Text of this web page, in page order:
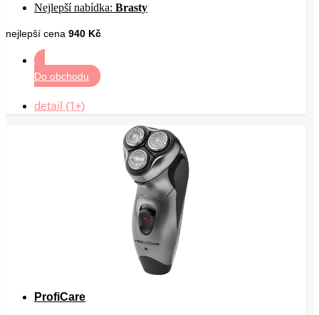
Nejlepší nabídka: Brasty
nejlepší cena 940 Kč
Do obchodu
detail (1+)
ProfiCare